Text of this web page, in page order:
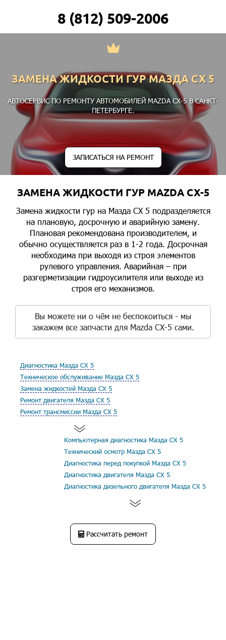
8 (812) 509-2006
ЗАМЕНА ЖИДКОСТИ ГУР МАЗДА СХ 5
АВТОСЕРВИС ПО РЕМОНТУ АВТОМОБИЛЕЙ MAZDA CX-5 В САНКТ-
ПЕТЕРБУРГЕ.
ЗАПИСАТЬСЯ НА РЕМОНТ
ЗАМЕНА ЖИДКОСТИ ГУР MAZDA CX-5
Замена жидкости гур на Мазда СХ 5 подразделяется
на плановую, досрочную и аварийную замену.
Плановая рекомендована производителем, и
обычно осуществляется раз в 1-2 года. Досрочная
необходима при выходя из строя элементов
рулевого управления. Аварийная – при
разгерметизации гидроусилителя или выходе из
строя его механизмов.
Вы можете ни о чём не беспокоиться - мы
закажем все запчасти для Mazda CX-5 сами.
Диагностика Мазда СХ 5
Техническое обслуживание Мазда СХ 5
Замена жидкостей Мазда СХ 5
Ремонт двигателя Мазда СХ 5
Ремонт трансмиссии Мазда СХ 5
Компьютерная диагностика Мазда СХ 5
Технический осмотр Мазда СХ 5
Диагностика перед покупкой Мазда СХ 5
Диагностика двигателя Мазда СХ 5
Диагностика дизельного двигателя Мазда СХ 5
Рассчитать ремонт